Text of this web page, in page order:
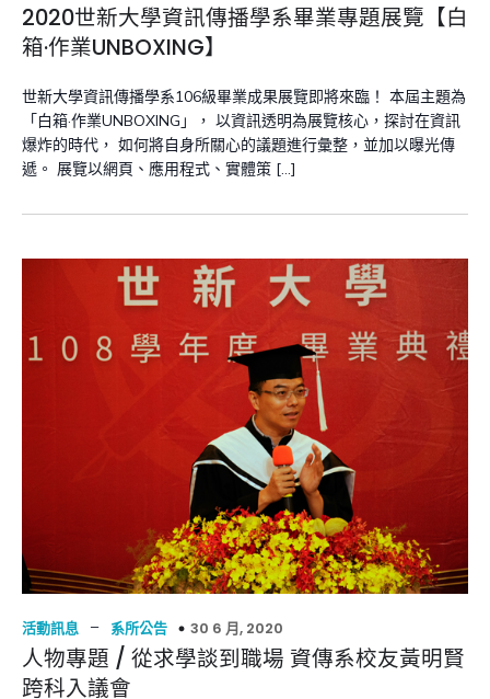
2020世新大學資訊傳播學系畢業專題展覽【白
箱·作業UNBOXING】
世新大學資訊傳播學系106級畢業成果展覽即將來臨！ 本屆主題為
「白箱·作業UNBOXING」， 以資訊透明為展覽核心，探討在資訊
爆炸的時代， 如何將自身所關心的議題進行彙整，並加以曝光傳
遞。 展覽以網頁、應用程式、實體策 […]
活動訊息 – 系所公告 30 6 月, 2020
人物專題 / 從求學談到職場 資傳系校友黃明賢
跨科入議會